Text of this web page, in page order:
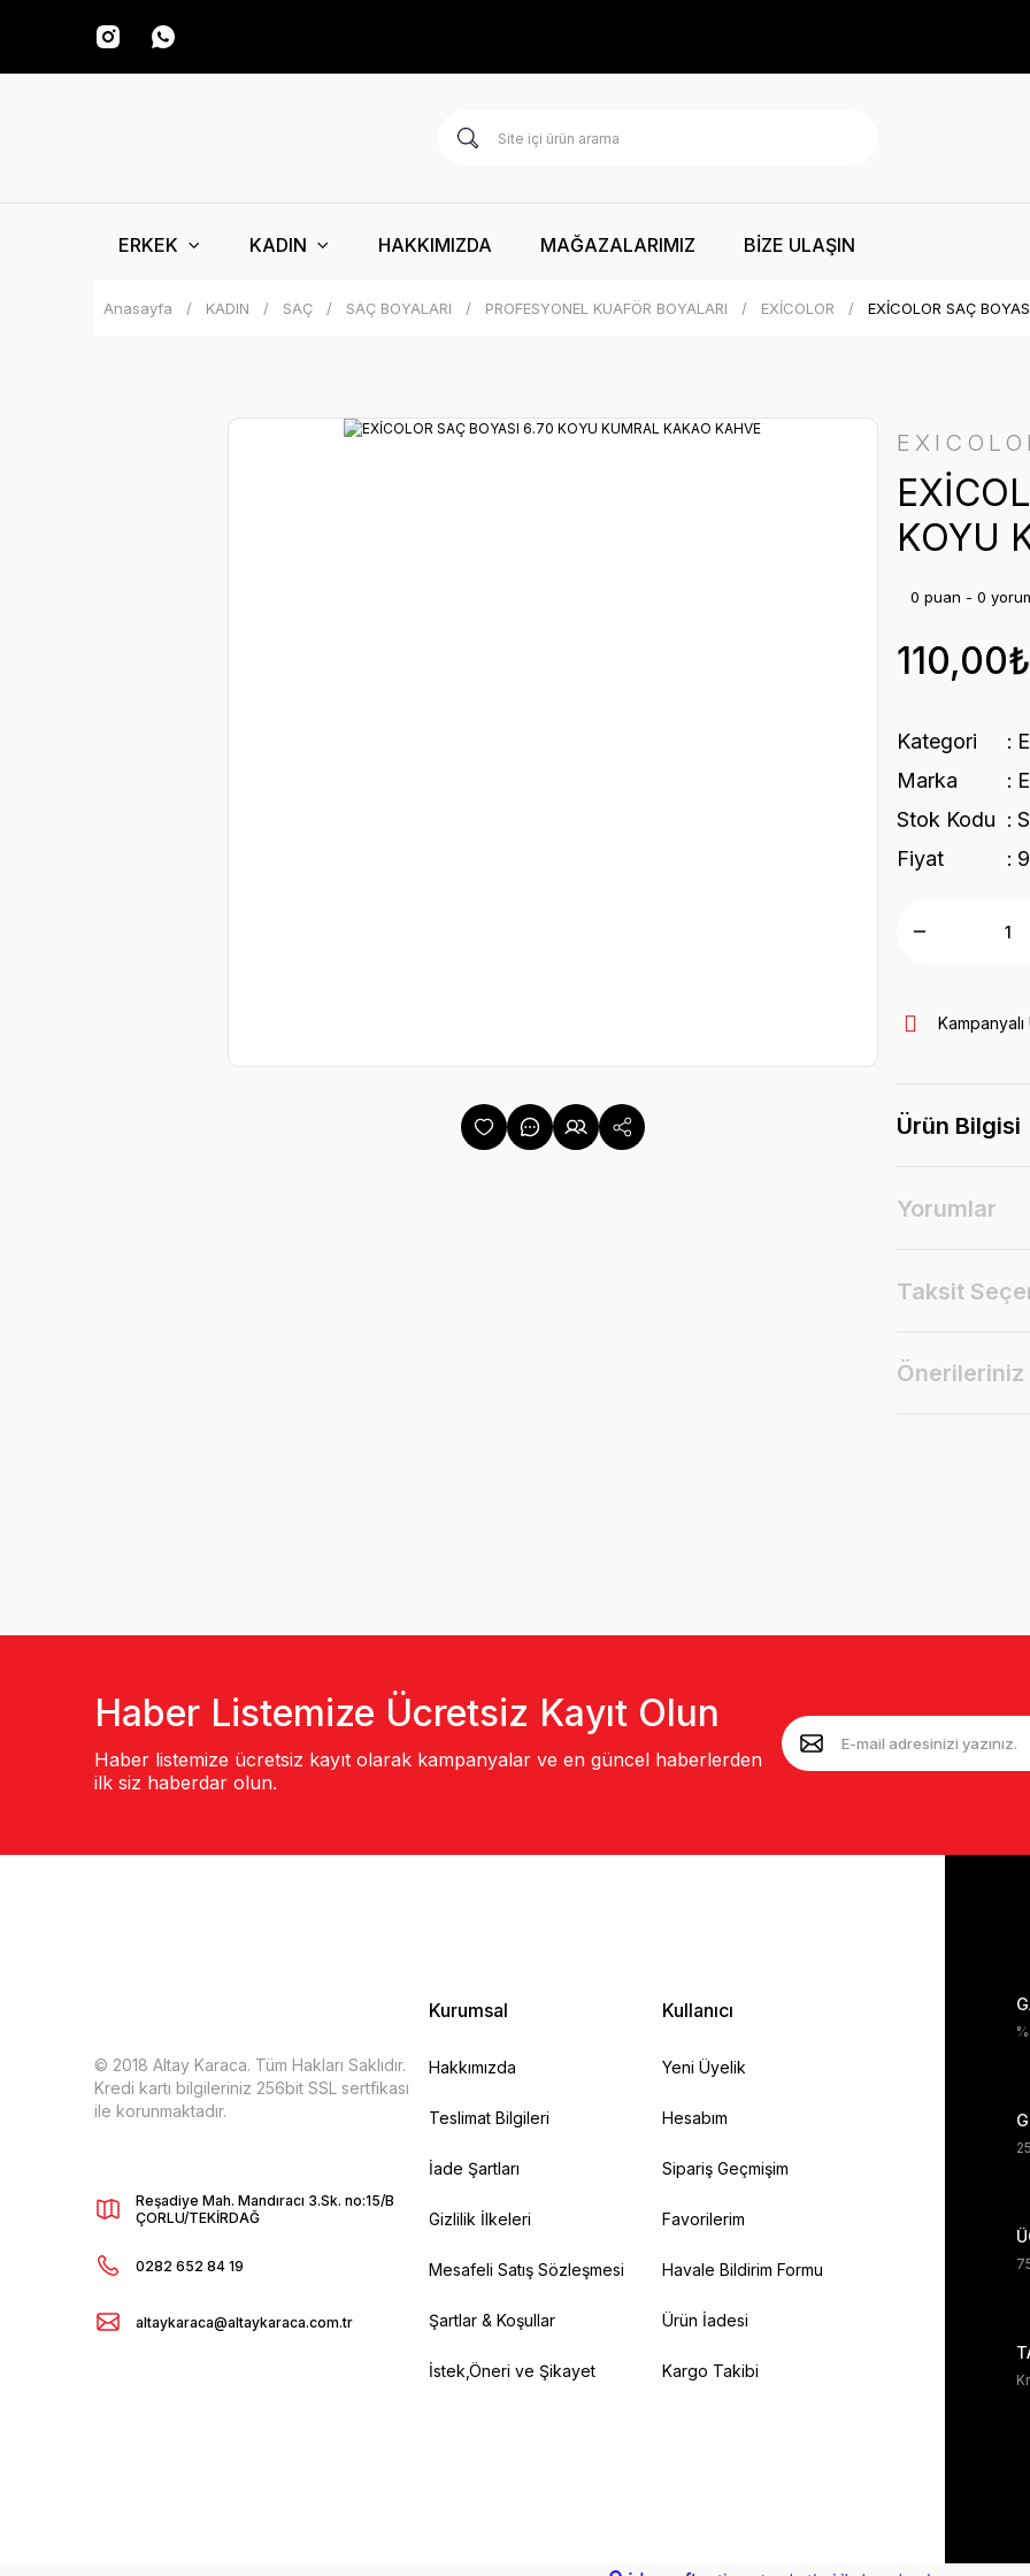
ERKEK KADIN HAKKIMIZDA MAĞAZALARIMIZ BİZE ULAŞIN
Anasayfa KADIN SAÇ SAÇ BOYALARI PROFESYONEL KUAFÖR BOYALARI EXİCOLOR EXİCOLOR SAÇ
KOYU
0 puan - 0
110,00₺
Kategori
Marka
Stok Kodu
Fiyat
Kampanyalı
Ürün Bilgisi
Yorumlar
Taksit
Önerileriniz
Haber Listemize Ücretsiz Kayıt Olun
Haber listemize ücretsiz kayıt olarak kampanyalar ve en güncel haberlerden
ilk siz haberdar olun.
© 2018 Altay Karaca. Tüm Hakları Saklıdır.
Kredi kartı bilgileriniz 256bit SSL sertfikası
ile korunmaktadır.
Reşadiye Mah. Mandıracı 3.Sk. no:15/B
ÇORLU/TEKİRDAĞ
0282 652 84 19
altaykaraca@altaykaraca.com.tr
Kurumsal
Hakkımızda
Teslimat Bilgileri
İade Şartları
Gizlilik İlkeleri
Mesafeli Satış Sözleşmesi
Şartlar & Koşullar
İstek,Öneri ve Şikayet
Kullanıcı
Yeni Üyelik
Hesabım
Sipariş Geçmişim
Favorilerim
Havale Bildirim Formu
Ürün İadesi
Kargo Takibi